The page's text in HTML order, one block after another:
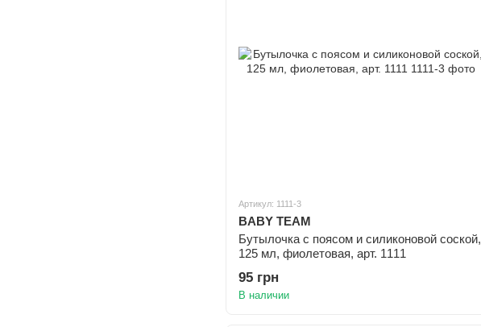
Артикул: 1111-3
BABY TEAM
Бутылочка с поясом и силиконовой соской,
125 мл, фиолетовая, арт. 1111
95 грн
В наличии